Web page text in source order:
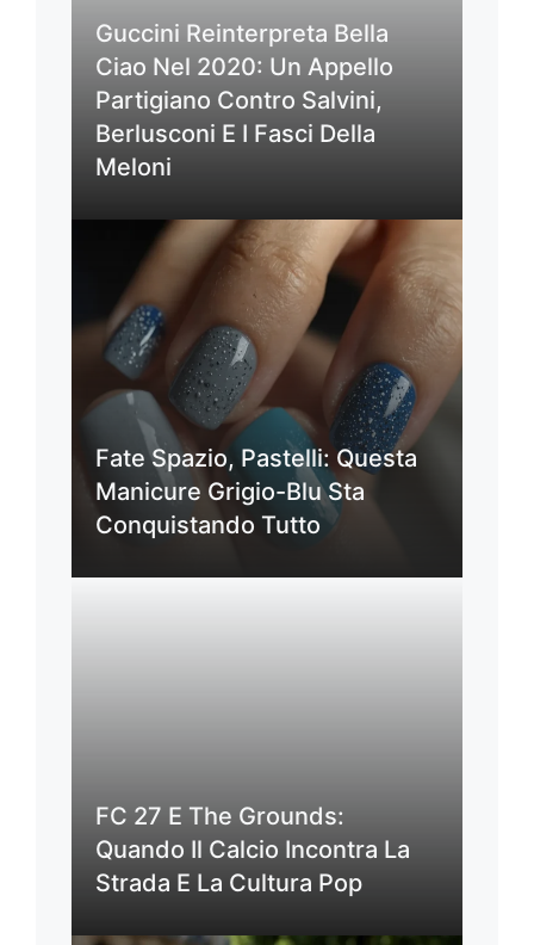
Guccini Reinterpreta Bella
Ciao Nel 2020: Un Appello
Partigiano Contro Salvini,
Berlusconi E I Fasci Della
Meloni
Fate Spazio, Pastelli: Questa
Manicure Grigio-Blu Sta
Conquistando Tutto
FC 27 E The Grounds:
Quando Il Calcio Incontra La
Strada E La Cultura Pop